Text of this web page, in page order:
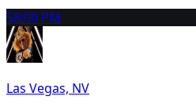
58:00 PM
Las Vegas, NV